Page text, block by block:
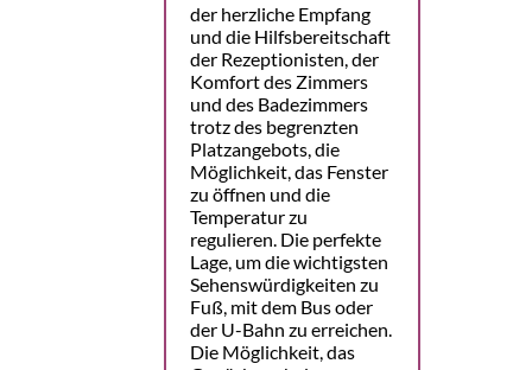
der herzliche Empfang
und die Hilfsbereitschaft
der Rezeptionisten, der
Komfort des Zimmers
und des Badezimmers
trotz des begrenzten
Platzangebots, die
Möglichkeit, das Fenster
zu öffnen und die
Temperatur zu
regulieren. Die perfekte
Lage, um die wichtigsten
Sehenswürdigkeiten zu
Fuß, mit dem Bus oder
der U-Bahn zu erreichen.
Die Möglichkeit, das